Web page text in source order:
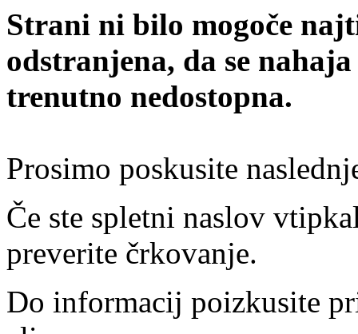
Strani ni bilo mogoče
odstranjena, da se
trenutno nedostopna.
Prosimo poskusite
Če ste spletni naslov
preverite črkovanje.
Do informacij poizkusite